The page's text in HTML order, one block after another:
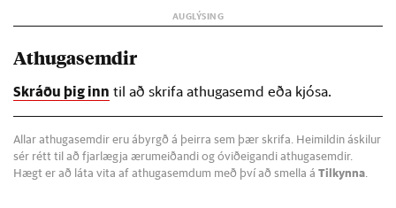
Athugasemdir
Skráðu þig inn til að skrifa athugasemd eða kjósa.
Allar athugasemdir eru ábyrgð á þeirra sem þær skrifa. Heimildin áskilur
sér rétt til að fjarlægja ærumeiðandi og óviðeigandi athugasemdir.
Hægt er að láta vita af athugasemdum með því að smella á Tilkynna